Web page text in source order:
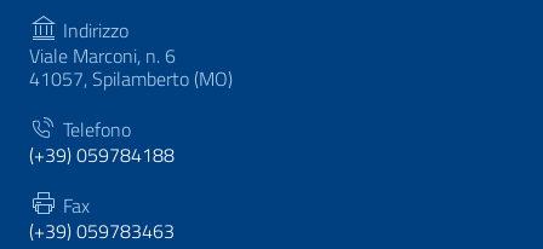
Indirizzo
Viale Marconi, n. 6
41057, Spilamberto (MO)
Telefono
(+39) 059784188
Fax
(+39) 059783463